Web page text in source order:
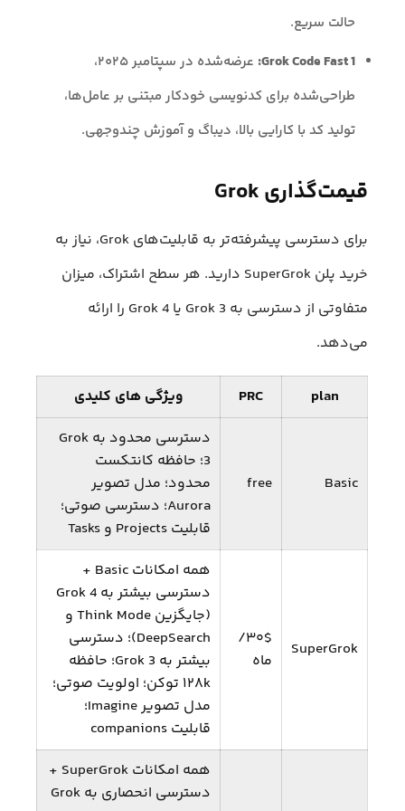
حالت سریع.
Grok Code Fast 1:
عرضه‌شده در سپتامبر ۲۰۲۵،
طراحی‌شده برای کدنویسی خودکار مبتنی بر عامل‌ها،
تولید کد با کارایی بالا، دیباگ و آموزش چندوجهی.
قیمت‌گذاری Grok
برای دسترسی پیشرفته‌تر به قابلیت‌های Grok، نیاز به
خرید پلن SuperGrok دارید. هر سطح اشتراک، میزان
متفاوتی از دسترسی به Grok 3 یا Grok 4 را ارائه
می‌دهد.
plan
PRC ویژگی های کلیدی
Basic
free
دسترسی محدود به Grok
3؛ حافظه کانتکست
محدود؛ مدل تصویر
Aurora؛ دسترسی صوتی؛
قابلیت Projects و Tasks
SuperGrok
۳۰$/
ماه
همه امکانات Basic +
دسترسی بیشتر به Grok 4
(جایگزین Think Mode و
DeepSearch)؛ دسترسی
بیشتر به Grok 3؛ حافظه
۱۲۸k توکن؛ اولویت صوتی؛
مدل تصویر Imagine؛
قابلیت companions
همه امکانات SuperGrok +
دسترسی انحصاری به Grok